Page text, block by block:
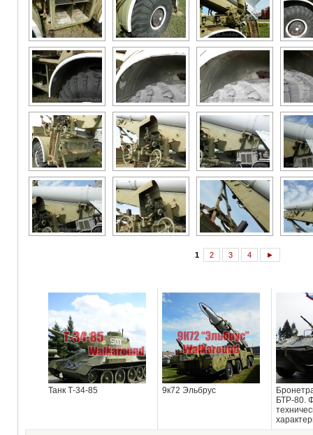
1 2 3 4 ►
Танк Т-34-85 9к72 Эльбрус
БТР-80.